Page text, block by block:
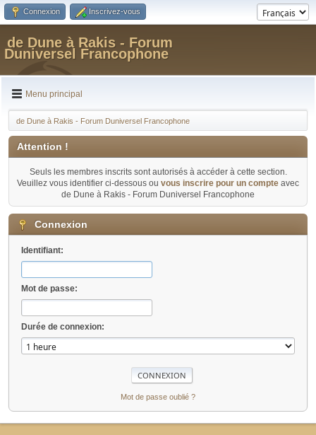
Connexion Inscrivez-vous
de Dune à Rakis - Forum
Duniversel Francophone
Menu principal
de Dune à Rakis - Forum Duniversel Francophone
Attention !
Seuls les membres inscrits sont autorisés à accéder à cette section.
Veuillez vous identifier ci-dessous ou vous inscrire pour un compte avec
de Dune à Rakis - Forum Duniversel Francophone
Connexion
Identifiant:
Mot de passe:
Durée de connexion:
Mot de passe oublié ?